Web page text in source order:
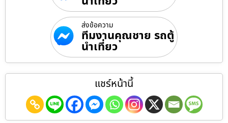
ส่งข้อความ
ทีมงานคุณชาย รถตู้
นำเที่ยว
แชร์หน้านี้